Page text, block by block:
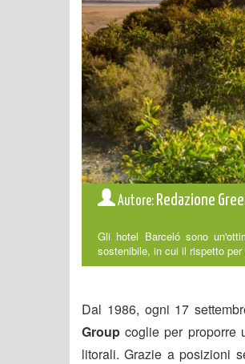
Autore: Redazione
Gli hotel Barceló sono
sostenibile, in cui il rispetto per
Dal 1986, ogni 17
Groupcoglie per proporre
litorali. Grazie a posizioni